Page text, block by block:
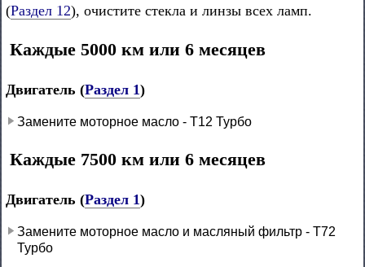
(Раздел 12), очистите стекла и линзы всех ламп.
Каждые 5000 км или 6 месяцев
Двигатель (Раздел 1)
Замените моторное масло - Т12 Турбо
Каждые 7500 км или 6 месяцев
Двигатель (Раздел 1)
Замените моторное масло и масляный фильтр - Т72
Турбо